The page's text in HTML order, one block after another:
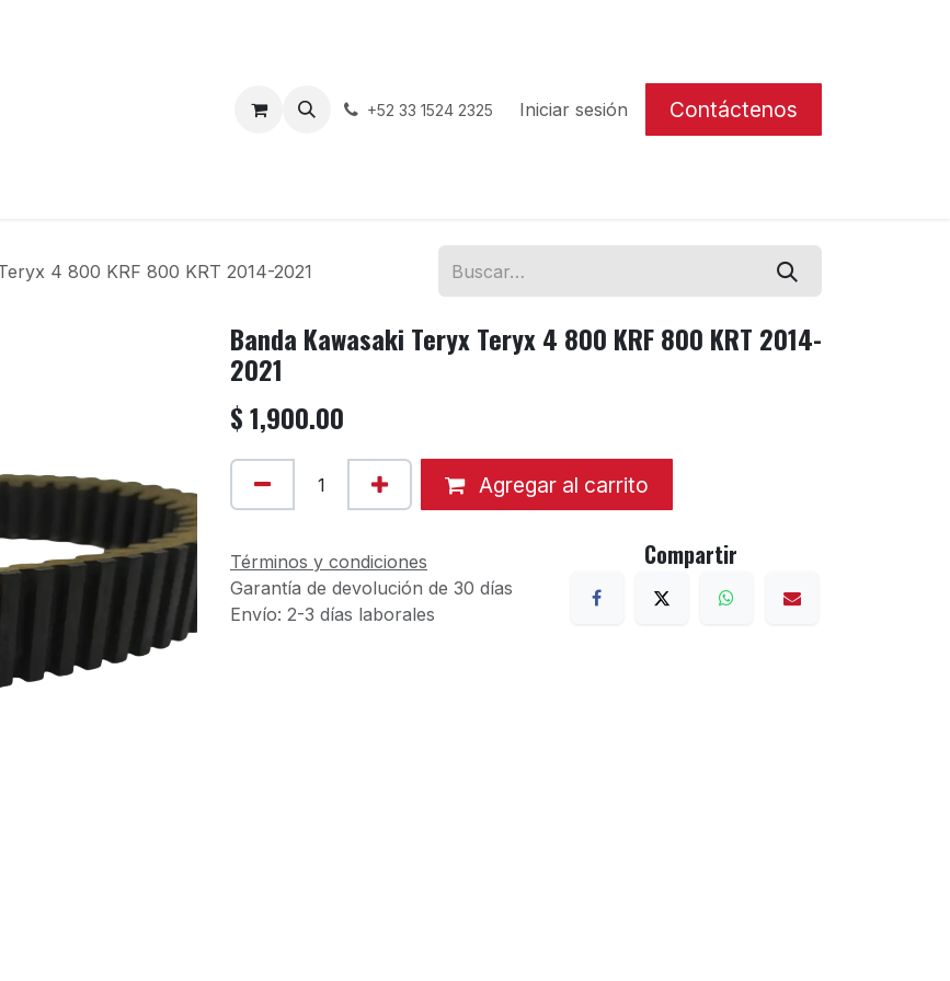
Contáctenos+52 33 1524 2325 Iniciar sesión Contáctenos
4 800 KRF 800 KRT 2014-2021
Banda Kawasaki Teryx Teryx 4 800 KRF 800 KRT 2014-
2021
$1,900.00
Agregar al carrito
Términos y condiciones
Garantía de devolución de 30 días
Envío: 2-3 días laborales
Compartir